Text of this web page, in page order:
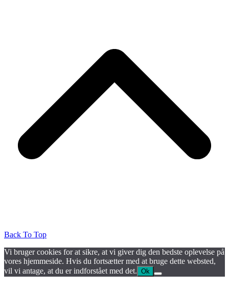
Back To Top
Vi bruger cookies for at sikre, at vi giver dig den bedste oplevelse på
vores hjemmeside. Hvis du fortsætter med at bruge dette websted,
vil vi antage, at du er indforstået med det. Ok